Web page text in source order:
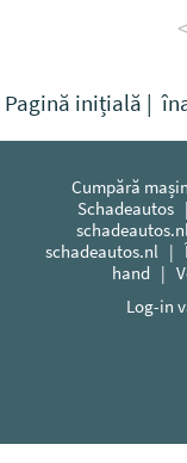
Pagină inițială |
Cumpără
Schadeautos|
schadeautos.nl |
hand |
Log-in